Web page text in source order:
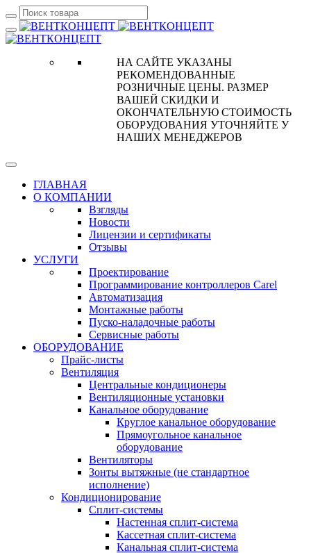
НА САЙТЕ УКАЗАНЫ
РЕКОМЕНДОВАННЫЕ
РОЗНИЧНЫЕ ЦЕНЫ. РАЗМЕР
ВАШЕЙ СКИДКИ И
ОКОНЧАТЕЛЬНУЮ СТОИМОСТЬ
ОБОРУДОВАНИЯ УТОЧНЯЙТЕ У
НАШИХ МЕНЕДЖЕРОВ
ГЛАВНАЯ
О КОМПАНИИ
Взгляды
Новости
Лицензии и сертификаты
Отзывы
УСЛУГИ
Проектирование
Программирование контроллеров Carel
Автоматизация
Монтажные работы
Пуско-наладочные работы
Сервисные работы
ОБОРУДОВАНИЕ
Прайс-листы
Вентиляция
Центральные кондиционеры
Вентиляционные установки
Канальное оборудование
Круглое канальное оборудование
Прямоугольное канальное
оборудование
Вентиляторы
Зонты вытяжные (не стандартное
исполнение)
Кондиционирование
Сплит-системы
Настенная сплит-система
Кассетная сплит-система
Канальная сплит-система